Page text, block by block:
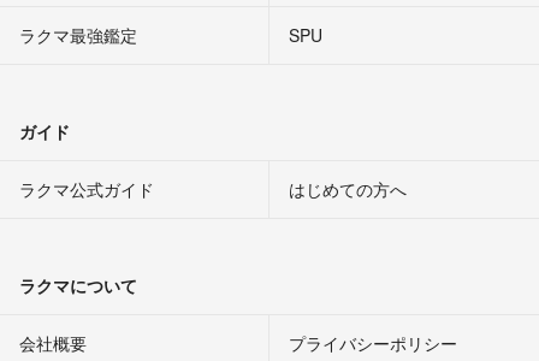
ラクマ最強鑑定
SPU
ガイド
ラクマ公式ガイド はじめての方へ
ラクマについて
会社概要 プライバシーポリシー